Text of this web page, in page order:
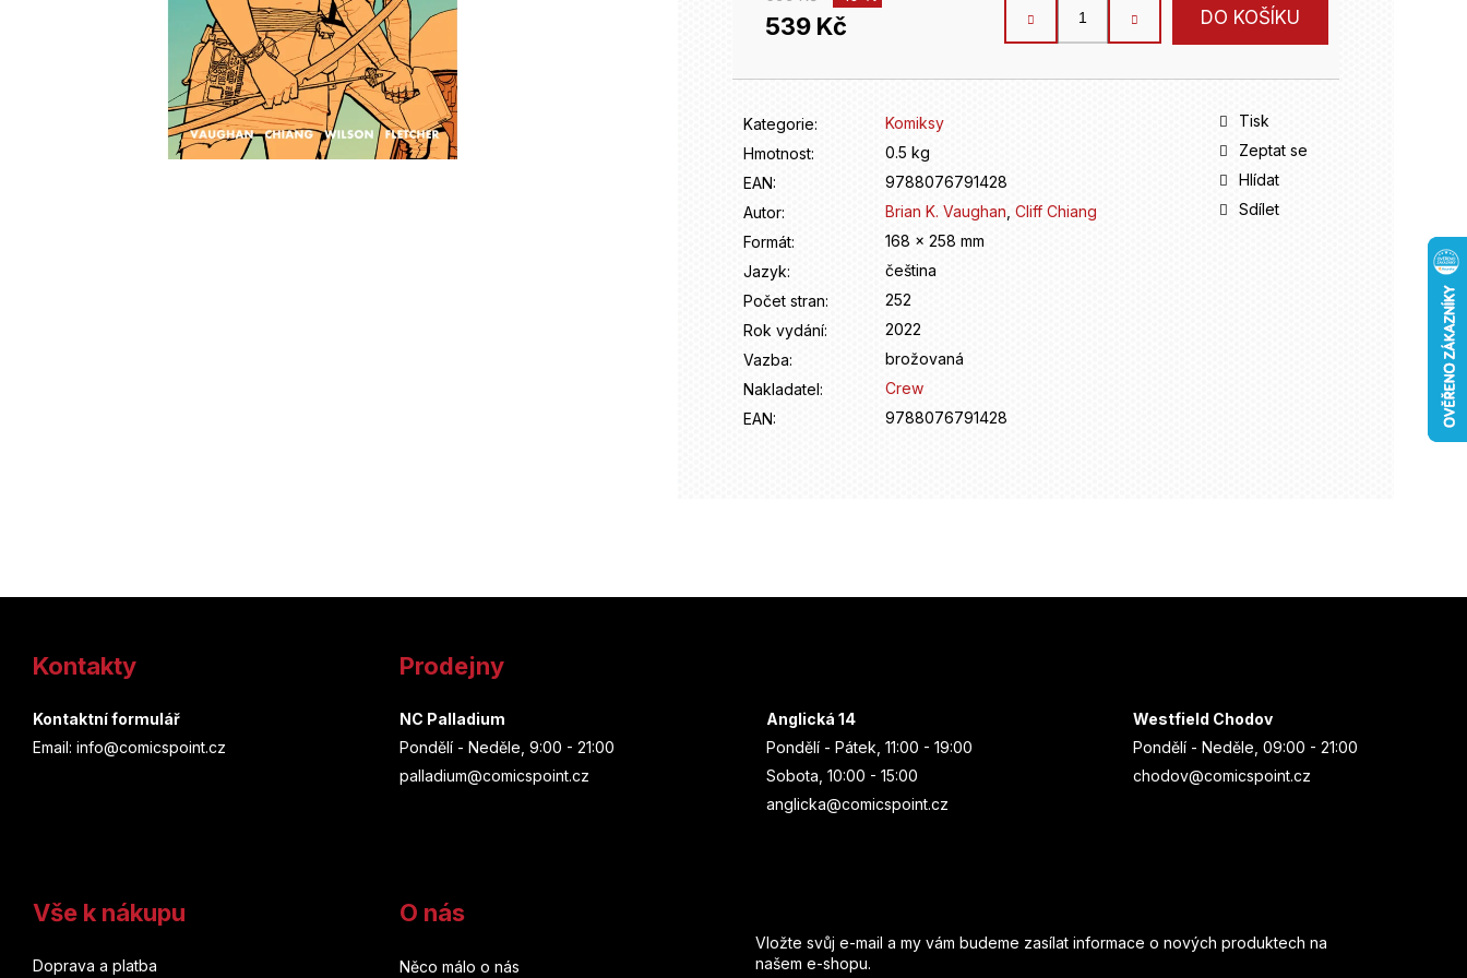
539 Kč
Měrná
DO KOŠÍKU
Kategorie:
Komiksy
Hmotnost:
0.5 kg
EAN:
9788076791428
Autor: Brian K. Vaughan ,Cliff Chiang
Formát:
168 x 258 mm
Jazyk:
čeština
Počet stran:
252
Rok vydání:
2022
Vazba:
brožovaná
Nakladatel:
Crew
EAN: 9788076791428
Tisk
Zeptat se
Hlídat
Sdílet
Kontakty
Kontaktní formulář
Email: info@comicspoint.cz
Prodejny
NC Palladium
Pondělí - Neděle, 9:00 - 21:00
palladium@comicspoint.cz
Anglická 14
Pondělí - Pátek, 11:00 - 19:00
Sobota, 10:00 - 15:00
anglicka@comicspoint.cz
Westfield Chodov
Pondělí - Neděle, 09:00 - 21:00
chodov@comicspoint.cz
Vše k nákupu
Doprava a platba
O nás
Něco málo o nás
Vložte svůj e-mail a my vám budeme zasílat informace o nových produktech na
našem e-shopu.